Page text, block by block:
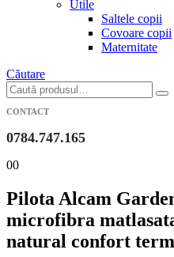
Utile
Saltele copii
Covoare copii
Maternitate
Căutare
CONTACT
0784.747.165
00
Pilota Alcam
microfibra
natural confort